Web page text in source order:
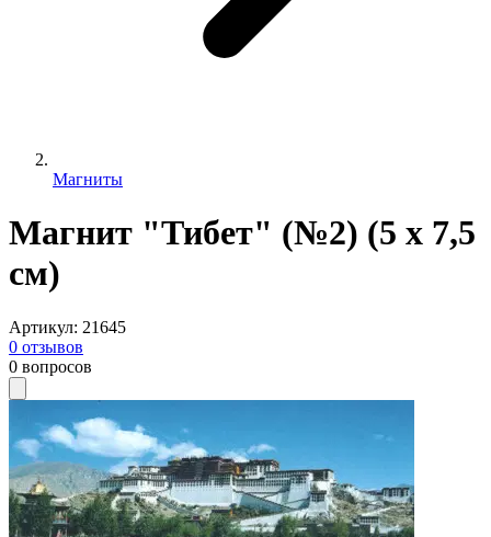
Магниты
Магнит "Тибет" (№2) (5 x 7,5
см)
Артикул: 21645
0 отзывов
0 вопросов